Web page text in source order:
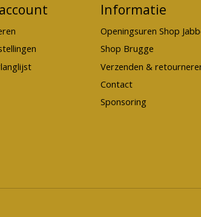
Informatie
Openingsuren Shop
Shop Brugge
Verzenden &
Contact
Sponsoring